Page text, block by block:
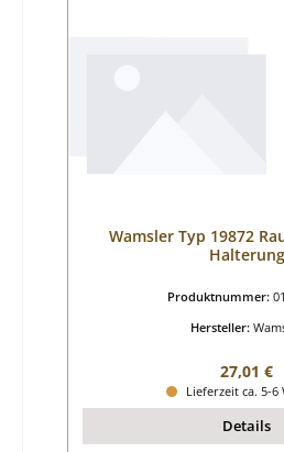
Wamsler Typ 19872
Halterung
Produktnummer:
Hersteller:
27,01 €
Lieferzeit ca. 5-6
Details